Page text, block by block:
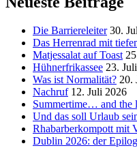
Die Barriereleiter 30.
Das Herrenrad mit
Matjessalat auf Toast
Hühnerfrikassee 23.
Was ist Normalität? 20.
Nachruf 12. Juli 2026
Summertime… and the
Und das soll Urlaub
Rhabarberkompott mit
Dublin 2026: der Epilog